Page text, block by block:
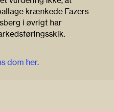
krænkede Fazers
i øvrigt har
dom her.